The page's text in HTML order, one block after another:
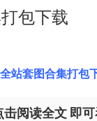
包下载
全站套图合集打包
阅读全文 即可